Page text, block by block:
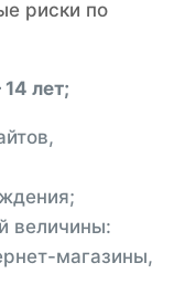
риски по
лет;
величины:
магазины,